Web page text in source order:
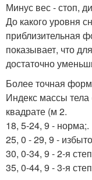
Минус вес - стоп,
До какого уровня
приблизительная
показывает, что
достаточно
Более точная
Индекс массы тела
квадрате (м 2.
18, 5-24, 9 - норма;.
25, 0 - 29, 9 -
30, 0-34, 9 - 2-я
35, 0-44, 9 - 3-я